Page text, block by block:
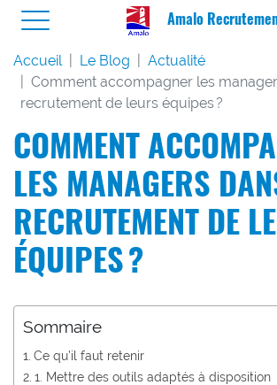
Amalo
Accueil Le Blog
Actualité
Comment accompagner les
recrutement de leurs équipes ?
COMMENT
LES MANAGERS
RECRUTEMENT DE
ÉQUIPES ?
Sommaire
Ce qu’il faut retenir
1. Mettre des outils adaptés à disposition